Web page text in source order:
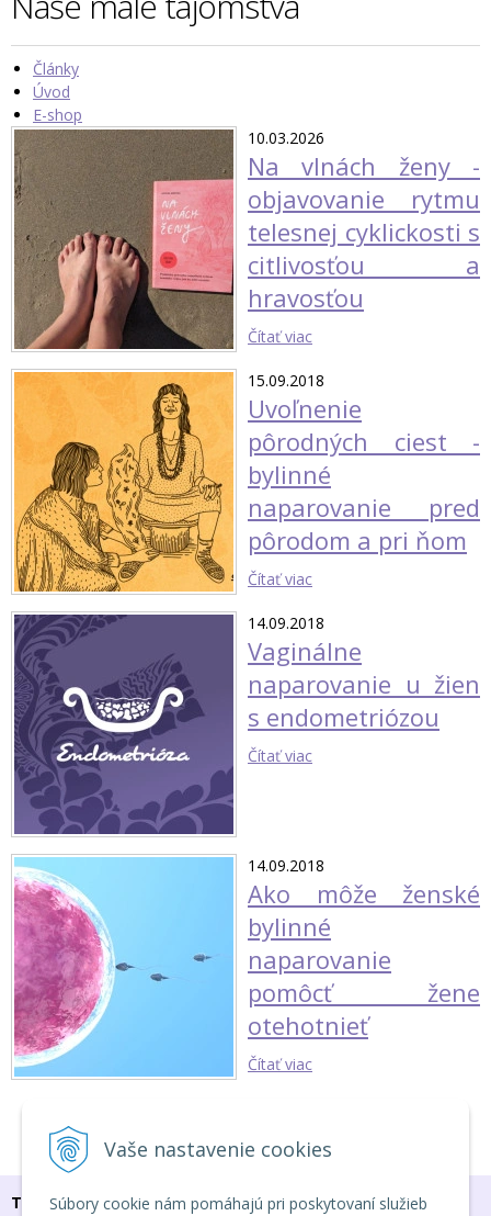
Vaše nastavenie cookies
Súbory cookie nám pomáhajú pri poskytovaní služieb
Články
Úvod
E-shop
10.03.2026
Na vlnách ženy -
objavovanie rytmu
telesnej cyklickosti s
citlivosťou a
hravosťou
Čítať viac
15.09.2018
Uvoľnenie
pôrodných ciest -
bylinné
naparovanie pred
pôrodom a pri ňom
Čítať viac
14.09.2018
Vaginálne
naparovanie u žien
s endometriózou
Čítať viac
14.09.2018
Ako môže ženské
bylinné
naparovanie
pomôcť žene
otehotnieť
Čítať viac
TU NÁS NÁJDEŠ